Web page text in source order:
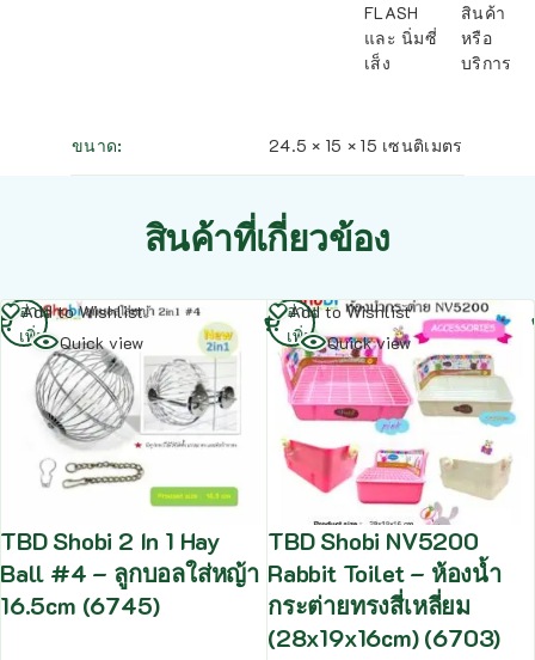
FLASH
และ นิ่มซี่
เส็ง
สินค้า
หรือ
บริการ
ขนาด 24.5 × 15 × 15 เซนติเมตร
สินค้าที่เกี่ยวข้อง
Add to Wishlist
Quick view
TBD Shobi 2 In 1 Hay
Ball #4 – ลูกบอลใส่หญ้า
16.5cm (6745)
อ่าน
เพิ่ม
Add to Wishlist
Quick view
TBD Shobi NV5200
Rabbit Toilet – ห้องน้ำ
กระต่ายทรงสี่เหลี่ยม
(28x19x16cm) (6703)
อ่าน
เพิ่ม